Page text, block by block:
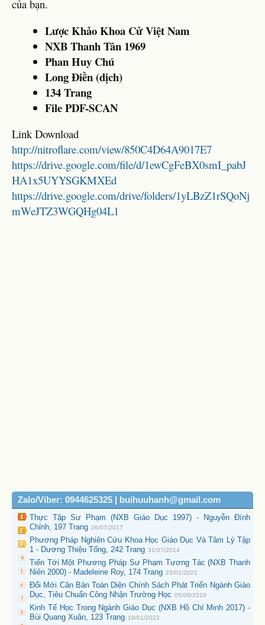
của bạn.
Lược Khảo Khoa Cử Việt Nam
NXB Thanh Tân 1969
Phan Huy Chú
Long Điền (dịch)
134 Trang
File PDF-SCAN
Link Download
http://nitroflare.com/view/850C4D64A9017E7
https://drive.google.com/file/d/1ewCgFeBX0smI_pabJ
HA1x5UYYSGKMXEd
https://drive.google.com/drive/folders/1yLBzZ1rSQoNj
mWeJTZ3WGQHg04L1
Zalo/Viber: 0944625325 | buihuuhanh@gmail.com
Thực Tập Sư Phạm (NXB Giáo Dục 1997) - Nguyễn Đình
Chỉnh, 197 Trang 26/07/2017
Phương Pháp Nghiên Cứu Khoa Học Giáo Dục Và Tâm Lý Tập
1 - Dương Thiệu Tống, 242 Trang 31/07/2014
Tiến Tới Một Phương Pháp Sư Phạm Tương Tác (NXB Thanh
Niên 2000) - Madeleine Roy, 174 Trang 23/01/2022
Đổi Mới Căn Bản Toàn Diện Chính Sách Phát Triển Ngành Giáo
Dục, Tiêu Chuẩn Công Nhận Trường Học 05/09/2019
Kinh Tế Học Trong Ngành Giáo Dục (NXB Hồ Chí Minh 2017) -
Bùi Quang Xuân, 123 Trang 19/01/2022